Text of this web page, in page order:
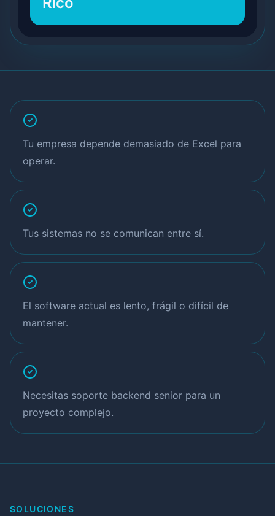
Tu empresa depende demasiado de Excel para
operar.
Tus sistemas no se comunican entre sí.
El software actual es lento, frágil o difícil de
mantener.
Necesitas soporte backend senior para un
proyecto complejo.
SOLUCIONES